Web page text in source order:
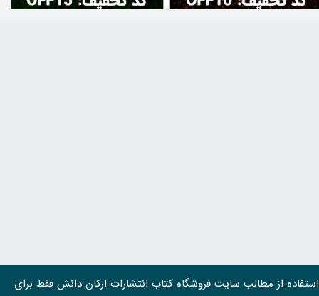
استفاده از مطالب سايت فروشگاه کتاب انتشارات ارکان دانش فقط برای